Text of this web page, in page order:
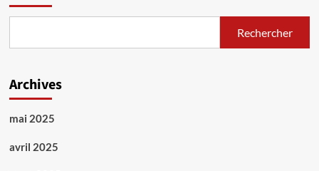
Rechercher
Archives
mai 2025
avril 2025